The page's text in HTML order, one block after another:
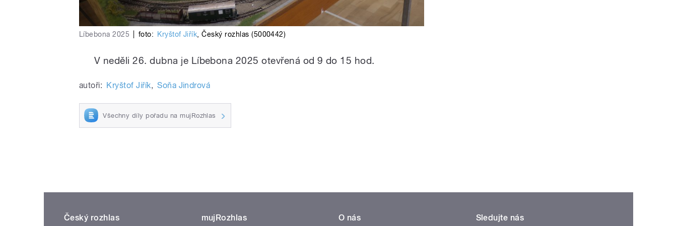
Líbebona 2025 foto: Kryštof Jiřík,Český rozhlas (5000442)
V neděli 26. dubna je Líbebona 2025 otevřená od 9 do 15 hod.
autoři: Kryštof Jiřík, Soňa Jindrová
Všechny díly pořadu na mujRozhlas
Český rozhlas mujRozhlas O nás Sledujte nás